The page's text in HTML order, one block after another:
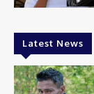
Latest News